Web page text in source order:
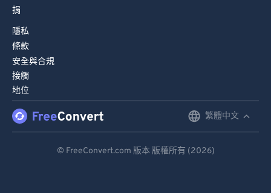
捐
隱私
條款
安全與合規
接觸
地位
繁體中文
© FreeConvert.com 版本 版權所有 (2026)